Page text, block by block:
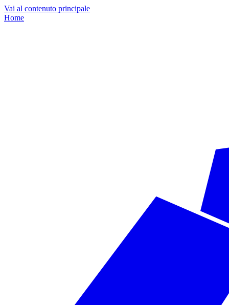
Vai al contenuto principale
Home